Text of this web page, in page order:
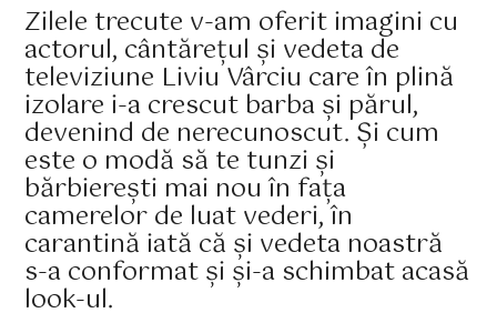
Zilele trecute v-am oferit imagini cu
actorul, cântărețul și vedeta de
televiziune Liviu Vârciu care în plină
izolare i-a crescut barba și părul,
devenind de nerecunoscut. Și cum
este o modă să te tunzi și
bărbierești mai nou în fața
camerelor de luat vederi, în
carantină iată că și vedeta noastră
s-a conformat și și-a schimbat acasă
look-ul.